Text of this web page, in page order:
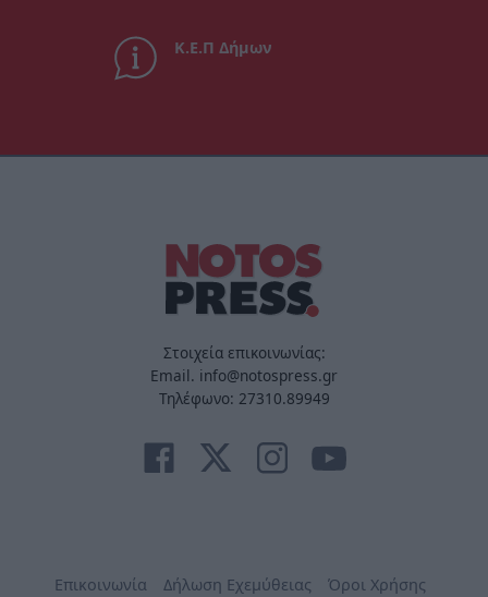
Κ.Ε.Π Δήμων
Στοιχεία επικοινωνίας:
Email. info@notospress.gr
Τηλέφωνο: 27310.89949
Επικοινωνία Δήλωση Εχεμύθειας Όροι Χρήσης